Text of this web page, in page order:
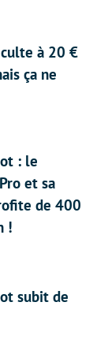
à 20 €
ça ne
: le
et sa
de 400
!
subit de